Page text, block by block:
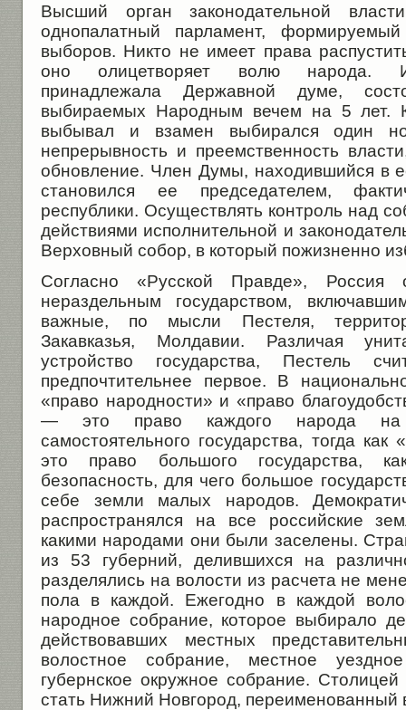
Высший орган законодательной
однопалатный парламент,
выборов. Никто не имеет права
оно олицетворяет волю народа.
принадлежала Державной думе,
выбираемых Народным вечем на 5 лет.
выбывал и взамен выбирался один
непрерывность и преемственность
обновление. Член Думы, находившийся в
становился ее председателем,
республики. Осуществлять контроль над
действиями исполнительной и
Верховный собор, в который пожизненно
Согласно «Русской Правде», Россия
нераздельным государством,
важные, по мысли Пестеля,
Закавказья, Молдавии. Различая
устройство государства, Пестель
предпочтительнее первое. В
«право народности» и «право
— это право каждого народа на
самостоятельного государства, тогда
это право большого государства,
безопасность, для чего большое
себе земли малых народов.
распространялся на все российские
какими народами они были заселены.
из 53 губерний, делившихся на
разделялись на волости из расчета не
пола в каждой. Ежегодно в каждой
народное собрание, которое выбирало
действовавших местных
волостное собрание, местное
губернское окружное собрание.
стать Нижний Новгород, переименованный